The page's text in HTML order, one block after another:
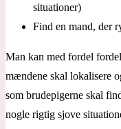
situationer)
Find en mand, der
Man kan med fordel
mændene skal lokalisere
som brudepigerne skal
nogle rigtig sjove